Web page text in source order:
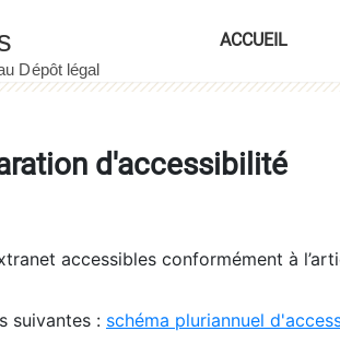
ACCUEIL
d'accessibilité
accessibles conformément à
suivantes : schéma pluriannuel